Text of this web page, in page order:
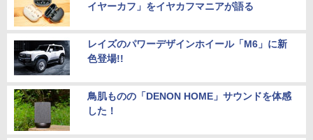
イヤーカフ」をイヤカフマニアが語る
レイズのパワーデザインホイール「M6」に新
色登場!!
鳥肌ものの「DENON HOME」サウンドを体感
した！